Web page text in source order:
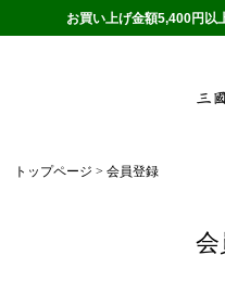
お買い上げ金額5,400円以
トップページ 会員登録
会